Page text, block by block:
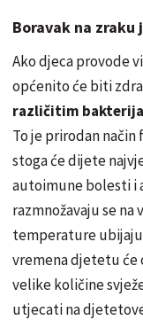
Boravak na
Ako djeca provode
općenito će biti
različitim
To je prirodan
stoga će dijete
autoimune bolesti i
razmnožavaju se
temperature
vremena djetetu će
velike količine
utjecati na